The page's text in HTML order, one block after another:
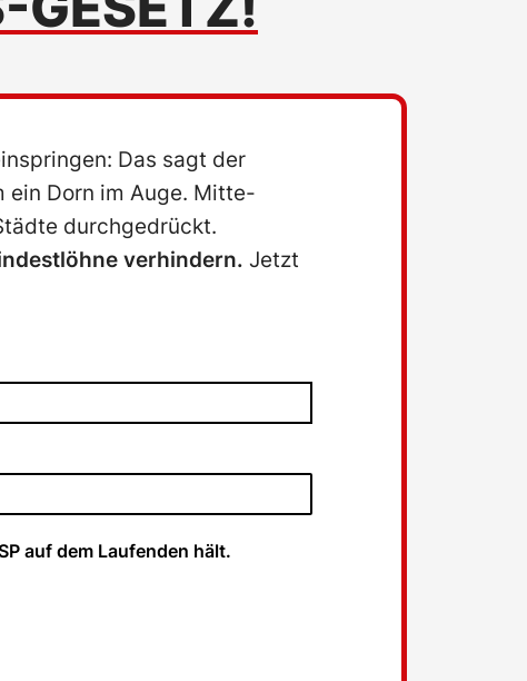
Das sagt der
ein Dorn im Auge. Mitte-
durchgedrückt.
verhindern. Jetzt
auf dem Laufenden hält.